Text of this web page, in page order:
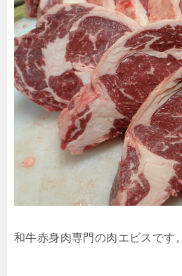
和牛赤身肉専門の肉エビスです。